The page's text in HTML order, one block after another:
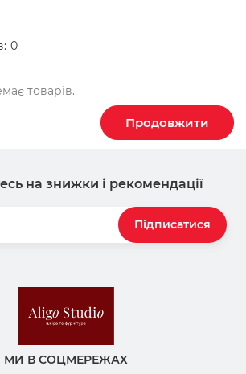
0
товарів.
Продовжити
на знижки і рекомендації
Підписатися
МИ В СОЦМЕРЕЖАХ